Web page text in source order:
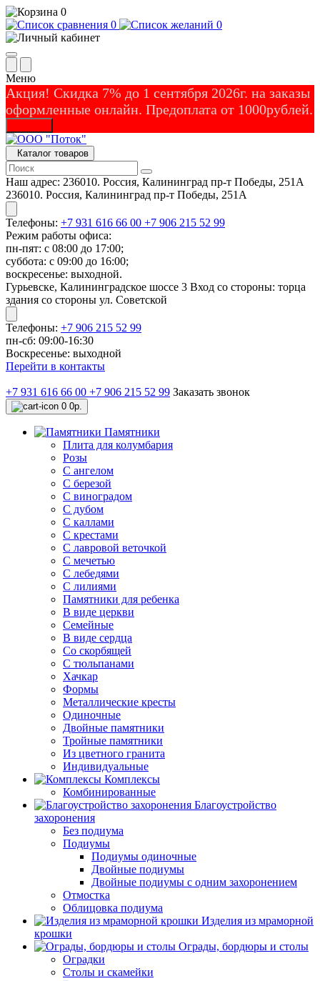
0
0
0
Меню
Акция! Скидка 7% до 1 сентября 2026г. на заказы
оформленные онлайн. Предоплата от 1000рублей.
Каталог товаров
Наш адрес: 236010. Россия, Калининград пр-т Победы, 251А
236010. Россия, Калининград пр-т Победы, 251А
Телефоны: +7 931 616 66 00 +7 906 215 52 99
Режим работы офиса:
пн-пят: с 08:00 до 17:00;
суббота: с 09:00 до 16:00;
воскресенье: выходной.
Гурьевске, Калининградское шоссе 3 Вход со стороны: торца
здания со стороны ул. Советской
Телефоны: +7 906 215 52 99
пн-сб: 09:00-16:30
Воскресенье: выходной
Перейти в контакты
+7 931 616 66 00 +7 906 215 52 99 Заказать звонок
0 0р.
Памятники
Плита для колумбария
Розы
C ангелом
C березой
С виноградом
С дубом
С каллами
С крестами
С лавровой веточкой
С мечетью
C лебедями
С лилиями
Памятники для ребенка
В виде церкви
Семейные
В виде сердца
Со скорбящей
С тюльпанами
Хачкар
Формы
Металлические кресты
Одиночные
Двойные памятники
Тройные памятники
Из цветного гранита
Индивидуальные
Комплексы
Комбинированные
Благоустройство
захоронения
Без подиума
Подиумы
Подиумы одиночные
Двойные подиумы
Двойные подиумы с одним захоронением
Отмостка
Облицовка подиума
Изделия из мраморной
крошки
Ограды, бордюры и столы
Оградки
Столы и скамейки